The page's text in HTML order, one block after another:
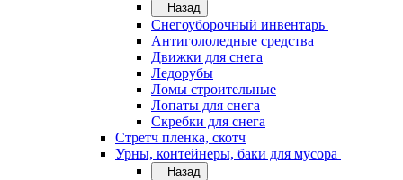
Назад
Снегоуборочный инвентарь
Антигололедные средства
Движки для снега
Ледорубы
Ломы строительные
Лопаты для снега
Скребки для снега
Стретч пленка, скотч
Урны, контейнеры, баки для мусора
Назад